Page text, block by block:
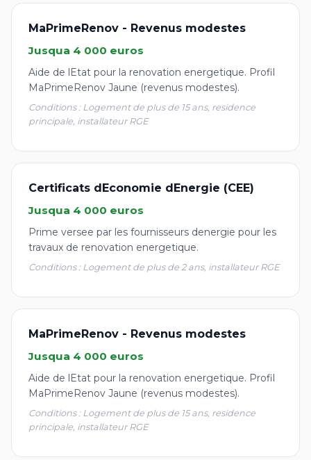
MaPrimeRenov - Revenus modestes
Jusqua 4 000 euros
Aide de lEtat pour la renovation energetique. Profil
MaPrimeRenov Jaune (revenus modestes).
Conditions : Logement de plus de 15 ans, residence
principale, installateur RGE
Certificats dEconomie dEnergie (CEE)
Jusqua 4 000 euros
Prime versee par les fournisseurs denergie pour les
travaux de renovation energetique.
Conditions : Logement de plus de 2 ans, installateur RGE
MaPrimeRenov - Revenus modestes
Jusqua 4 000 euros
Aide de lEtat pour la renovation energetique. Profil
MaPrimeRenov Jaune (revenus modestes).
Conditions : Logement de plus de 15 ans, residence
principale, installateur RGE